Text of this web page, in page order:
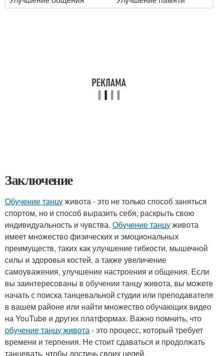
Заключение
Обучение танцуживота - это не только способ заняться
спортом, но и способ выразить себя, раскрыть свою
индивидуальность и чувства. Обучение танцуживота
имеет множество физических и эмоциональных
преимуществ, таких как улучшение гибкости, мышечной
силы и здоровья костей, а также увеличение
самоуважения, улучшение настроения и общения. Если
вы заинтересованы в обучении танцу живота, вы можете
начать с поиска танцевальной студии или преподавателя
в вашем районе или найти множество обучающих видео
на YouTube и других платформах. Важно помнить, что
обучение танцу живота- это процесс, который требует
времени и терпения. Не стоит сдаваться и продолжать
танцевать, чтобы достичь своих целей.